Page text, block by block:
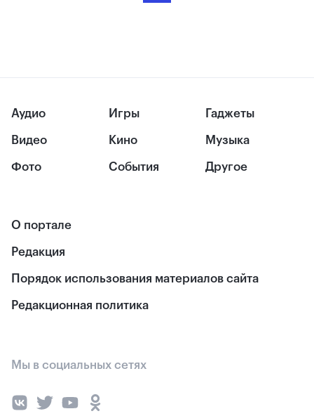
Аудио
Видео
Фото
Игры
Кино
События
Гаджеты
Музыка
Другое
О портале
Редакция
Порядок использования материалов сайта
Редакционная политика
Мы в социальных сетях